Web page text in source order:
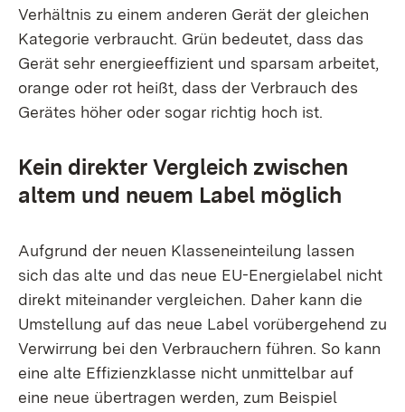
Verhältnis zu einem anderen Gerät der gleichen
Kategorie verbraucht. Grün bedeutet, dass das
Gerät sehr energieeffizient und sparsam arbeitet,
orange oder rot heißt, dass der Verbrauch des
Gerätes höher oder sogar richtig hoch ist.
Kein direkter Vergleich zwischen
altem und neuem Label möglich
Aufgrund der neuen Klasseneinteilung lassen
sich das alte und das neue EU-Energielabel nicht
direkt miteinander vergleichen. Daher kann die
Umstellung auf das neue Label vorübergehend zu
Verwirrung bei den Verbrauchern führen. So kann
eine alte Effizienzklasse nicht unmittelbar auf
eine neue übertragen werden, zum Beispiel